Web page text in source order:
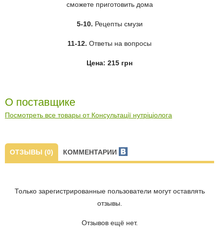
сможете приготовить дома
5-10. Рецепты смузи
11-12. Ответы на вопросы
Цена: 215 грн
О поставщике
Посмотреть все товары от Консультації нутріціолога
ОТЗЫВЫ (0) КОММЕНТАРИИ
Только зарегистрированные пользователи могут оставлять
отзывы.
Отзывов ещё нет.